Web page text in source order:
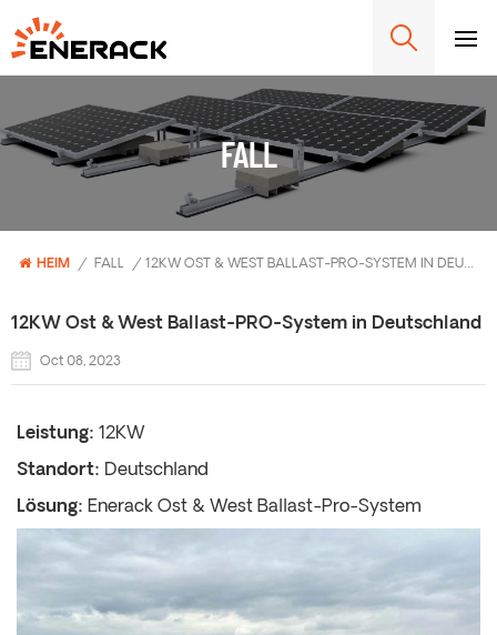
FALL
HEIM / FALL / 12KW OST & WEST BALLAST-PRO-SYSTEM IN DEUTSCHLAND
12KW Ost & West Ballast-PRO-System in Deutschland
Oct 08, 2023
Leistung: 12KW
Standort: Deutschland
Lösung: Enerack Ost & West Ballast-Pro-System